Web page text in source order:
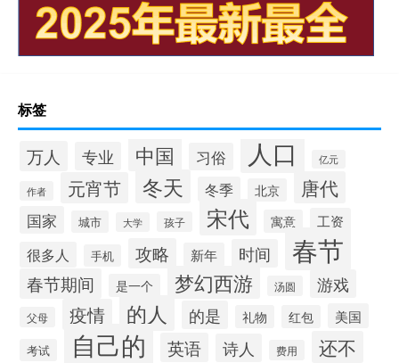
标签
万人 专业 中国 习俗 人口 亿元
作者 元宵节 冬天 冬季 北京 唐代
国家 城市 大学 孩子 宋代 寓意 工资
很多人 手机 攻略 新年 时间 春节
春节期间 是一个 梦幻西游 汤圆 游戏
父母 疫情 的人 的是 礼物 红包 美国
考试 自己的 英语 诗人 费用 还不